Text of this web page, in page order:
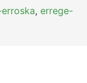
,errege-